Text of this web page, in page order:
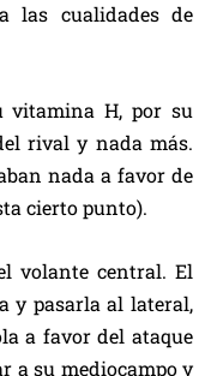
las cualidades de
vitamina H, por su
rival y nada más.
nada a favor de
cierto punto).
volante central. El
y pasarla al lateral,
a favor del ataque
a su mediocampo y